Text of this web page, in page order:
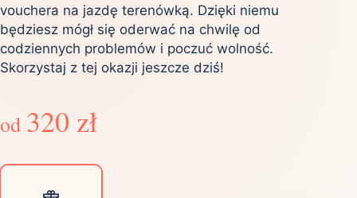
vouchera na jazdę terenówką. Dzięki niemu
będziesz mógł się oderwać na chwilę od
codziennych problemów i poczuć wolność.
Skorzystaj z tej okazji jeszcze dziś!
od 320 zł